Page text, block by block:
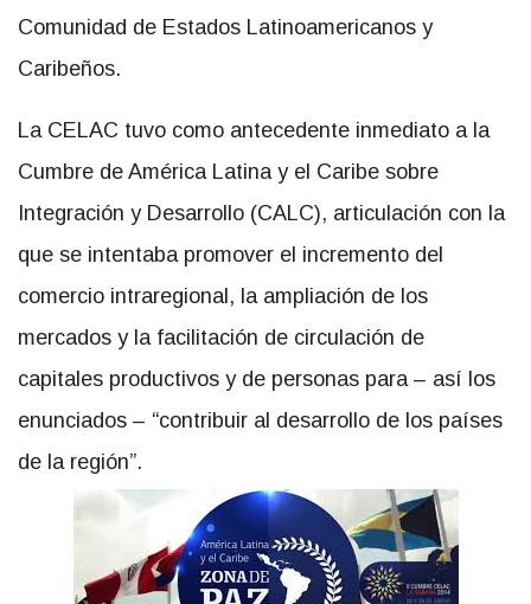
Comunidad de Estados Latinoamericanos y
Caribeños.
La CELAC tuvo como antecedente inmediato a la
Cumbre de América Latina y el Caribe sobre
Integración y Desarrollo (CALC), articulación con la
que se intentaba promover el incremento del
comercio intraregional, la ampliación de los
mercados y la facilitación de circulación de
capitales productivos y de personas para – así los
enunciados – “contribuir al desarrollo de los países
de la región”.